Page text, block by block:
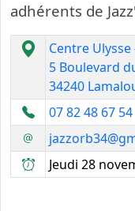
adhérents de
Centre
5 Boulevard
34240
07 82 48 67 54
Jeudi 28